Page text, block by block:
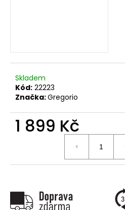
Skladem
Kód: 22223
Značka:Gregorio
1 899 Kč